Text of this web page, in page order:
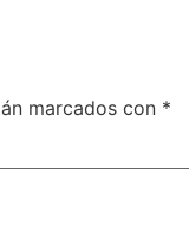
marcados con *